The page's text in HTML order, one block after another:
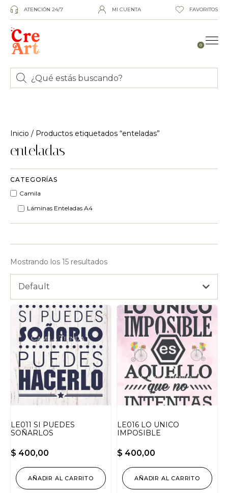
ATENCIÓN 24/7 MI CUENTA FAVORITOS
0
Inicio / Productos etiquetados “enteladas”
enteladas
CATEGORÍAS
Camila
Láminas Enteladas A4
Mostrando los 15 resultados
Default
LE011 SI PUEDES
SOÑARLOS
$ 400,00
AÑADIR AL CARRITO
LE016 LO UNICO
IMPOSIBLE
$ 400,00
AÑADIR AL CARRITO